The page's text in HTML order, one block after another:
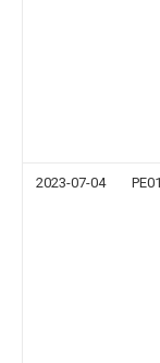
2023-07-04 PE01